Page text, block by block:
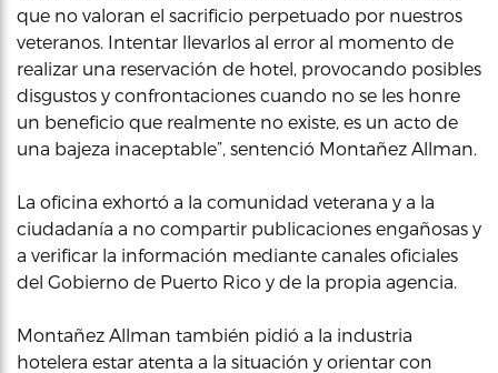
que no valoran el sacrificio perpetuado por nuestros
veteranos. Intentar llevarlos al error al momento de
realizar una reservación de hotel, provocando posibles
disgustos y confrontaciones cuando no se les honre
un beneficio que realmente no existe, es un acto de
una bajeza inaceptable”, sentenció Montañez Allman.
La oficina exhortó a la comunidad veterana y a la
ciudadanía a no compartir publicaciones engañosas y
a verificar la información mediante canales oficiales
del Gobierno de Puerto Rico y de la propia agencia.
Montañez Allman también pidió a la industria
hotelera estar atenta a la situación y orientar con